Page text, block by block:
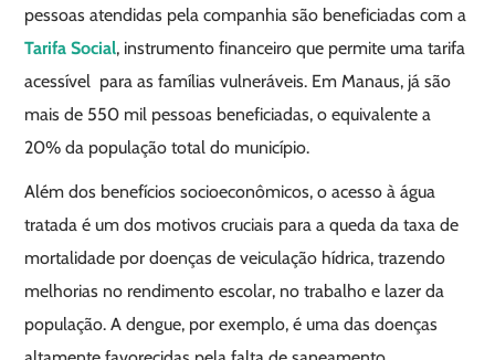
pessoas atendidas pela companhia são beneficiadas com a
Tarifa Social, instrumento financeiro que permite uma tarifa
acessível para as famílias vulneráveis. Em Manaus, já são
mais de 550 mil pessoas beneficiadas, o equivalente a
20% da população total do município.
Além dos benefícios socioeconômicos, o acesso à água
tratada é um dos motivos cruciais para a queda da taxa de
mortalidade por doenças de veiculação hídrica, trazendo
melhorias no rendimento escolar, no trabalho e lazer da
população. A dengue, por exemplo, é uma das doenças